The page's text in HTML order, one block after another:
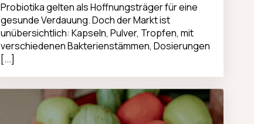
Probiotika gelten als Hoffnungsträger für eine
gesunde Verdauung. Doch der Markt ist
unübersichtlich: Kapseln, Pulver, Tropfen, mit
verschiedenen Bakterienstämmen, Dosierungen
[...]